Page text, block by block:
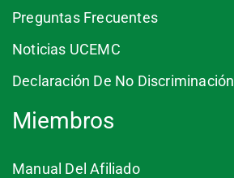
Preguntas Frecuentes
Noticias UCEMC
Declaración De No Discriminación
Miembros
Manual Del Afiliado